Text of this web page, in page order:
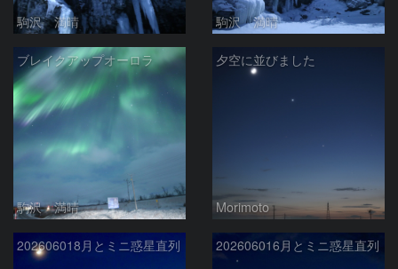
駒沢 満晴 駒沢 満晴
ブレイクアップオーロラ
駒沢 満晴
夕空に並びました
Morimoto
202606018月とミニ惑星直列 202606016月とミニ惑星直列